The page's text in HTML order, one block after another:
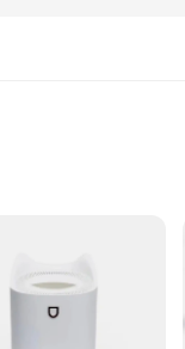
any ordinary
ensuring that
environment, especially